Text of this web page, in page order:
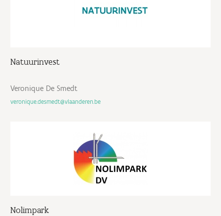
Natuurinvest
Veronique De Smedt
veronique.desmedt@vlaanderen.be
Nolimpark